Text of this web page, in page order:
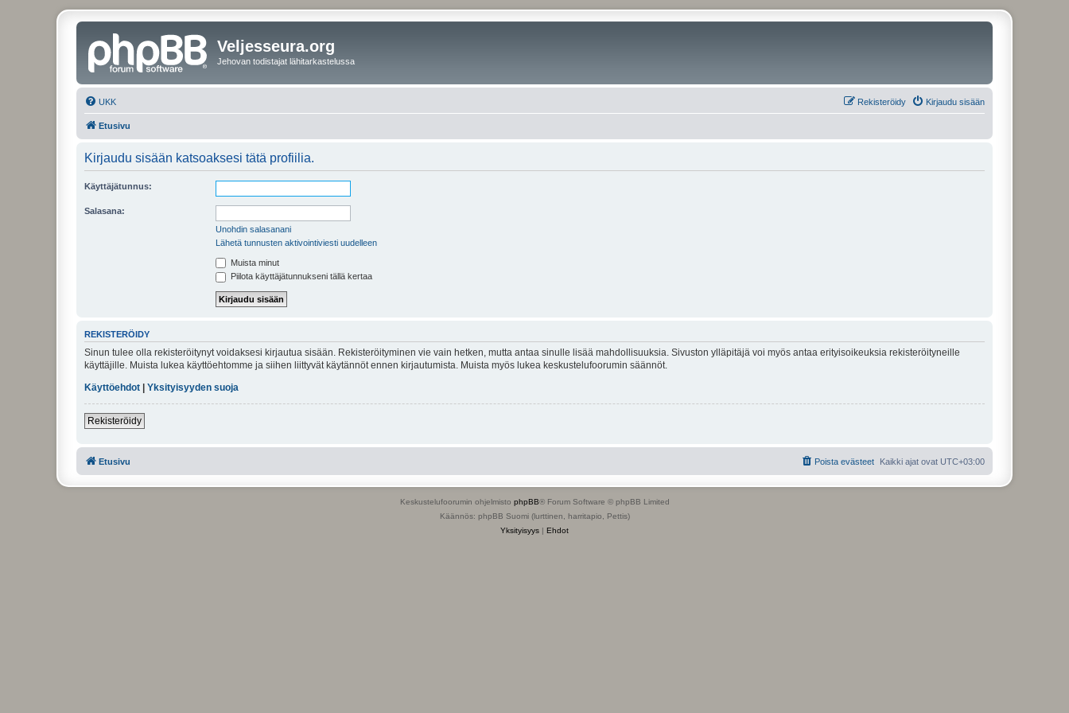
Veljesseura.org
Jehovan todistajat lähitarkastelussa
UKK Kirjaudu sisään
Rekisteröidy
Etusivu
Kirjaudu sisään katsoaksesi tätä profiilia.
Käyttäjätunnus:
Salasana:
Unohdin salasanani
Lähetä tunnusten aktivointiviesti uudelleen
Muista minut
Piilota käyttäjätunnukseni tällä kertaa
REKISTERÖIDY
Sinun tulee olla rekisteröitynyt voidaksesi kirjautua sisään. Rekisteröityminen vie vain hetken, mutta antaa sinulle lisää mahdollisuuksia. Sivuston ylläpitäjä voi myös antaa erityisoikeuksia rekisteröityneille
käyttäjille. Muista lukea käyttöehtomme ja siihen liittyvät käytännöt ennen kirjautumista. Muista myös lukea keskustelufoorumin säännöt.
Käyttöehdot
Yksityisyyden suoja
Rekisteröidy
Etusivu Kaikki ajat ovat UTC+03:00
Poista evästeet
Keskustelufoorumin ohjelmisto phpBB® Forum Software © phpBB Limited
Käännös: phpBB Suomi (lurttinen, harritapio, Pettis)
Yksityisyys | Ehdot